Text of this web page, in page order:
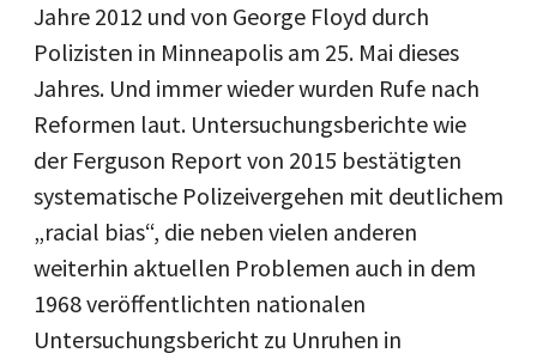
Jahre 2012 und von George Floyd durch
Polizisten in Minneapolis am 25. Mai dieses
Jahres. Und immer wieder wurden Rufe nach
Reformen laut. Untersuchungsberichte wie
der Ferguson Report von 2015 bestätigten
systematische Polizeivergehen mit deutlichem
„racial bias“, die neben vielen anderen
weiterhin aktuellen Problemen auch in dem
1968 veröffentlichten nationalen
Untersuchungsbericht zu Unruhen in